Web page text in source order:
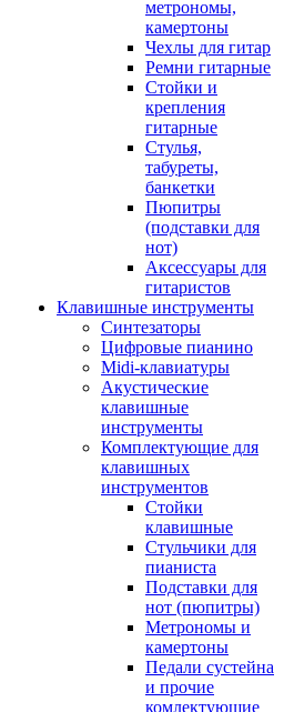
метрономы,
камертоны
Чехлы для гитар
Ремни гитарные
Стойки и
крепления
гитарные
Стулья,
табуреты,
банкетки
Пюпитры
(подставки для
нот)
Аксессуары для
гитаристов
Клавишные инструменты
Синтезаторы
Цифровые пианино
Midi-клавиатуры
Акустические
клавишные
инструменты
Комплектующие для
клавишных
инструментов
Стойки
клавишные
Стульчики для
пианиста
Подставки для
нот (пюпитры)
Метрономы и
камертоны
Педали сустейна
и прочие
комлектующие